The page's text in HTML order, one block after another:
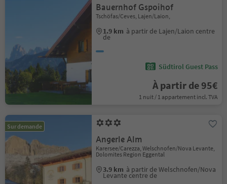
Bauernhof Gspoihof
Tschöfas/Ceves, Lajen/Laion,
1.9 km à partir de Lajen/Laion centre
de
Südtirol Guest Pass
À partir de 95€
1 nuit / 1 appartement incl. TVA
Sur demande
Angerle Alm
Karersee/Carezza, Welschnofen/Nova Levante,
Dolomites Region Eggental
3.9 km à partir de Welschnofen/Nova
Levante centre de